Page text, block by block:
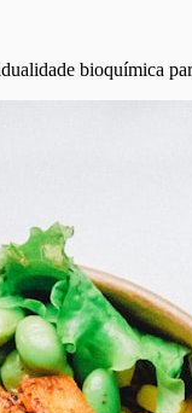
bioquímica